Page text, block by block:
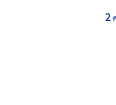
れあってゆく二人。 勇者ディー
るような恋心を募らせ、手中に
話です ・不憫受け ・R18シーン
かでてきません、いわゆる「じ2